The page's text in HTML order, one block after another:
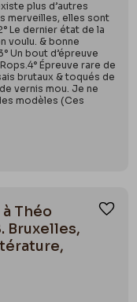
plus d’autres
merveilles, elles sont
Le dernier état de la
voulu. & bonne
Un bout d’épreuve
Épreuve rare de
brutaux & toqués de
vernis mou. Je ne
modèles (Ces
Théo
Bruxelles,